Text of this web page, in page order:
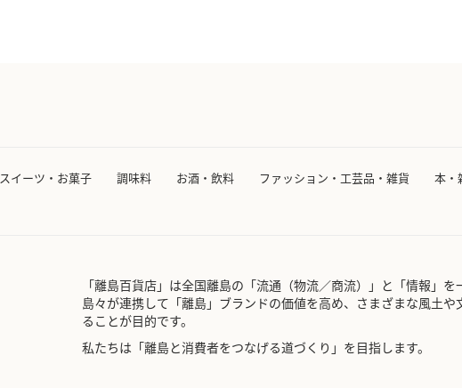
スイーツ・お菓子 調味料 お酒・飲料 ファッション・工芸品・雑貨 本・
「離島百貨店」は全国離島の「流通（物流／商流）」と「情報」を
島々が連携して「離島」ブランドの価値を高め、さまざまな風土
ることが目的です。
私たちは「離島と消費者をつなげる道づくり」を目指します。